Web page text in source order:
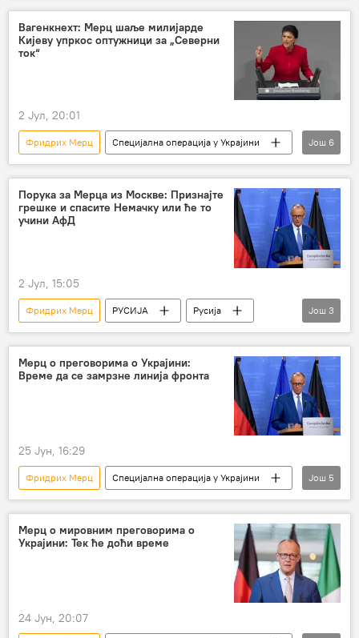
Вагенкнехт: Мерц шаље милијарде
Кијеву упркос оптужници за „Северни
ток“
2 Јул, 20:01
Фридрих Мерц
Специјална операција у Украјини
Русија
Русија – политика
Специјална војна операција у Украјини – вести
Украјина
Немачка Сара Вагенкнехт
Још 6
Порука за Мерца из Москве: Признајте
грешке и спасите Немачку или ће то
учини АфД
2 Јул, 15:05
Фридрих Мерц РУСИЈА
Русија
Немачка
Кирил Дмитријев АфД
Још 3
Мерц о преговорима о Украјини:
Време да се замрзне линија фронта
25 Јун, 16:29
Фридрих Мерц
Специјална операција у Украјини
Свет
Украјина
Русија
Немачка
Специјална војна операција у Украјини – вести
Још 5
Мерц о мировним преговорима о
Украјини: Тек ће доћи време
24 Јун, 20:07